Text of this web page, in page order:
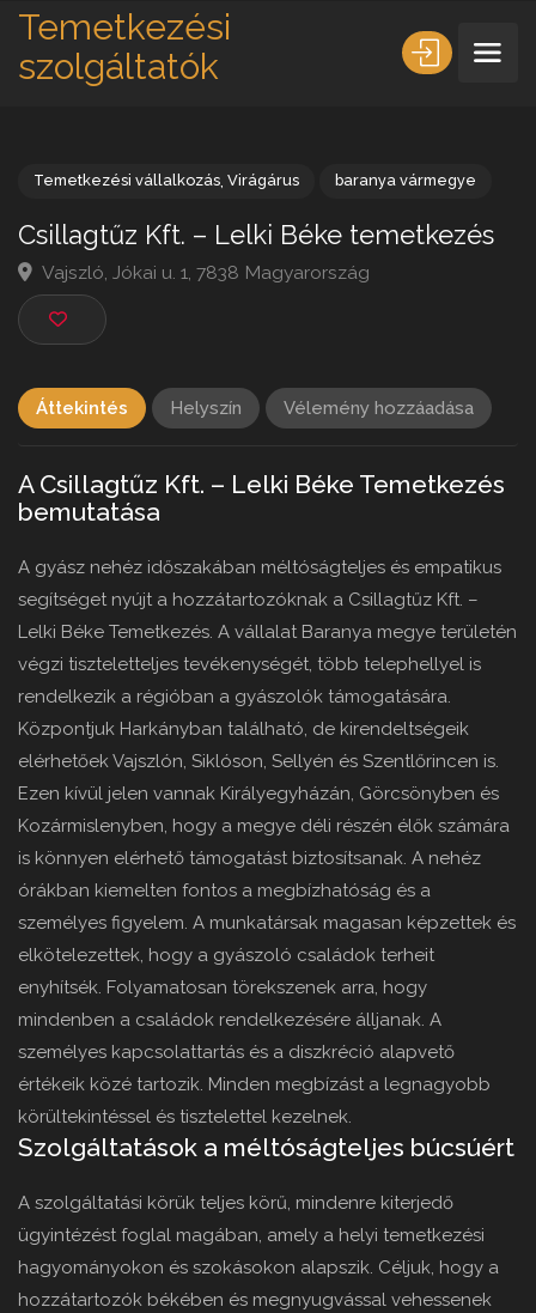
Temetkezési
szolgáltatók
Csillagtűz Kft. – Lelki Béke temetkezés
Vajszló, Jókai u. 1, 7838 Magyarország
Áttekintés Helyszín Vélemény hozzáadása
A Csillagtűz Kft. – Lelki Béke Temetkezés
bemutatása
A gyász nehéz időszakában méltóságteljes és empatikus
segítséget nyújt a hozzátartozóknak a Csillagtűz Kft. –
Lelki Béke Temetkezés. A vállalat Baranya megye területén
végzi tiszteletteljes tevékenységét, több telephellyel is
rendelkezik a régióban a gyászolók támogatására.
Központjuk Harkányban található, de kirendeltségeik
elérhetőek Vajszlón, Siklóson, Sellyén és Szentlőrincen is.
Ezen kívül jelen vannak Királyegyházán, Görcsönyben és
Kozármislenyben, hogy a megye déli részén élők számára
is könnyen elérhető támogatást biztosítsanak. A nehéz
órákban kiemelten fontos a megbízhatóság és a
személyes figyelem. A munkatársak magasan képzettek és
elkötelezettek, hogy a gyászoló családok terheit
enyhítsék. Folyamatosan törekszenek arra, hogy
mindenben a családok rendelkezésére álljanak. A
személyes kapcsolattartás és a diszkréció alapvető
értékeik közé tartozik. Minden megbízást a legnagyobb
körültekintéssel és tisztelettel kezelnek.
Szolgáltatások a méltóságteljes búcsúért
A szolgáltatási körük teljes körű, mindenre kiterjedő
ügyintézést foglal magában, amely a helyi temetkezési
hagyományokon és szokásokon alapszik. Céljuk, hogy a
hozzátartozók békében és megnyugvással vehessenek